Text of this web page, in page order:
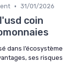
• 31/01/2026
coin
dans l’écosystème
ses risques